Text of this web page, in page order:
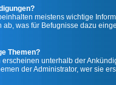
meistens wichtige
ab, was für Befugnisse dazu
Themen?
erscheinen unterhalb der
der Administrator, wer sie